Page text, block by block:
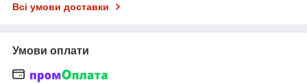
Всі умови доставки
Умови оплати